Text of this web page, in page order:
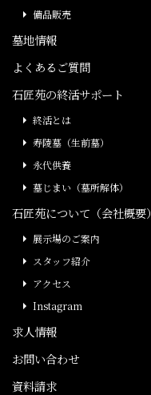
備品販売
墓地情報
よくあるご質問
石匠苑の終活サポート
終活とは
寿陵墓（生前墓）
永代供養
墓じまい（墓所解体）
石匠苑について（会社概要）
展示場のご案内
スタッフ紹介
アクセス
Instagram
求人情報
お問い合わせ
資料請求